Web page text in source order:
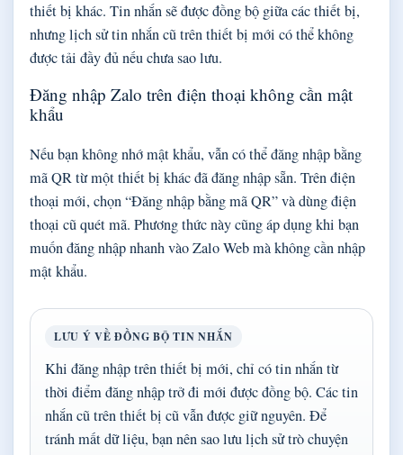
thiết bị khác. Tin nhắn sẽ được đồng bộ giữa các thiết bị,
nhưng lịch sử tin nhắn cũ trên thiết bị mới có thể không
được tải đầy đủ nếu chưa sao lưu.
Đăng nhập Zalo trên điện thoại không cần mật
khẩu
Nếu bạn không nhớ mật khẩu, vẫn có thể đăng nhập bằng
mã QR từ một thiết bị khác đã đăng nhập sẵn. Trên điện
thoại mới, chọn “Đăng nhập bằng mã QR” và dùng điện
thoại cũ quét mã. Phương thức này cũng áp dụng khi bạn
muốn đăng nhập nhanh vào Zalo Web mà không cần nhập
mật khẩu.
LƯU Ý VỀ ĐỒNG BỘ TIN NHẮN
Khi đăng nhập trên thiết bị mới, chỉ có tin nhắn từ
thời điểm đăng nhập trở đi mới được đồng bộ. Các tin
nhắn cũ trên thiết bị cũ vẫn được giữ nguyên. Để
tránh mất dữ liệu, bạn nên sao lưu lịch sử trò chuyện